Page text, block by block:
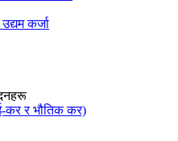
कर्जा
र भौतिक कर)